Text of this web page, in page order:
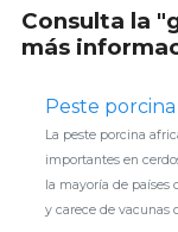
Consulta la
más
Peste
La peste porcina
importantes en
la mayoría de
y carece de vacunas